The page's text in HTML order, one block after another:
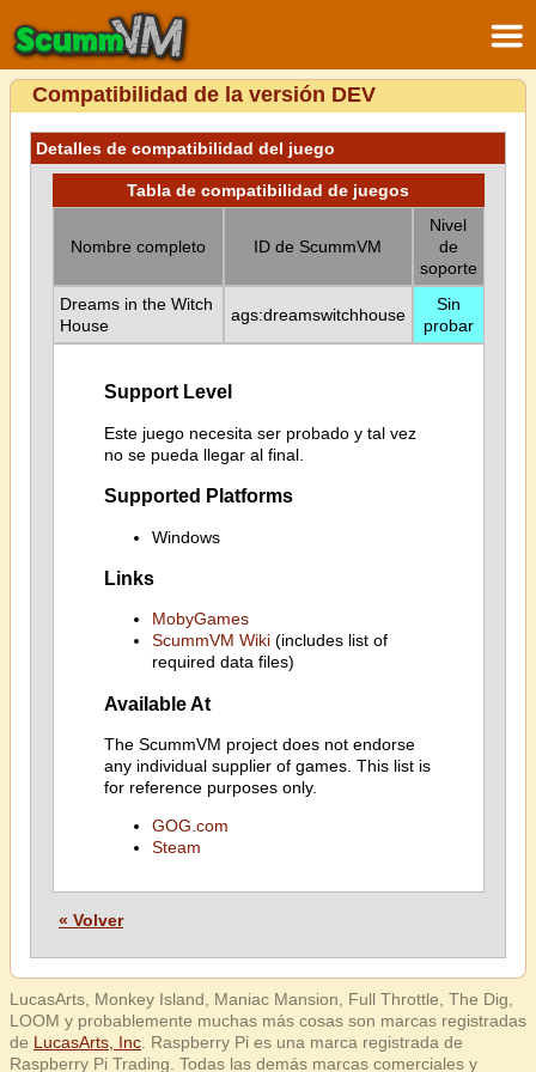
Compatibilidad de la versión DEV
Detalles de compatibilidad del juego
Tabla de compatibilidad de juegos
Nombre completo ID de ScummVM
Nivel
de
soporte
Dreams in the Witch
House
ags:dreamswitchhouse
Sin
probar
Support Level
Este juego necesita ser probado y tal vez
no se pueda llegar al final.
Supported Platforms
Windows
Links
MobyGames
ScummVM Wiki(includes list of
required data files)
Available At
The ScummVM project does not endorse
any individual supplier of games. This list is
for reference purposes only.
GOG.com
Steam
« Volver
LucasArts, Monkey Island, Maniac Mansion, Full Throttle, The Dig,
LOOM y probablemente muchas más cosas son marcas registradas
de LucasArts, Inc . Raspberry Pi es una marca registrada de
Raspberry Pi Trading. Todas las demás marcas comerciales y